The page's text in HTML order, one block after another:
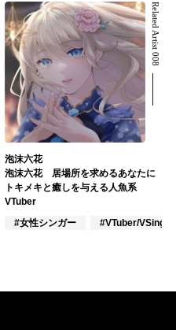
#ポップス
Related Artist 008
泡沫六花
泡沫六花 居場所を求めるあなたに
トキメキと癒しを与える人魚系
VTuber
#女性シンガー
#VTuber/VSinger